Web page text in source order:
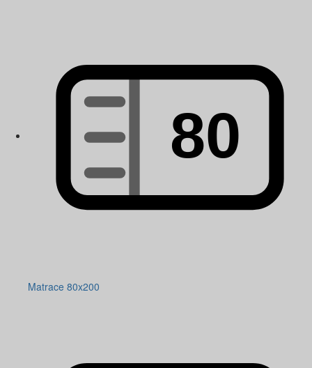
Matrace 80x200